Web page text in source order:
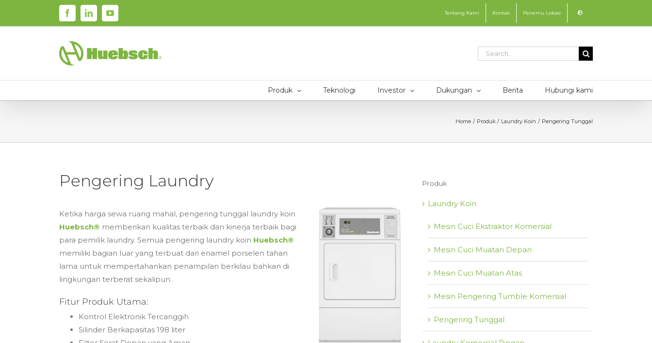
FacebookLinkedInYouTube Tentang Kami Kontak Penemu Lokasi
Search
Produk Teknologi Investor Dukungan Berita Hubungi kami
Home Produk Laundry Koin Pengering Tunggal
Pengering Laundry
Ketika harga sewa ruang mahal, pengering tunggal laundry koin
Huebsch® memberikan kualitas terbaik dan kinerja terbaik bagi
para pemilik laundry. Semua pengering laundry koin Huebsch®
memiliki bagian luar yang terbuat dari enamel porselen tahan
lama untuk mempertahankan penampilan berkilau bahkan di
lingkungan terberat sekalipun.
Fitur Produk Utama:
Kontrol Elektronik Tercanggih
Silinder Berkapasitas 198 liter
Produk
Laundry Koin
Mesin Cuci Ekstraktor Komersial
Mesin Cuci Muatan Depan
Mesin Cuci Muatan Atas
Mesin Pengering Tumble Komersial
Pengering Tunggal